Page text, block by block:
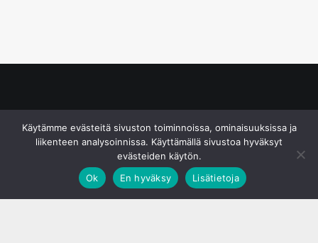
Käytämme evästeitä sivuston toiminnoissa, ominaisuuksissa ja
liikenteen analysoinnissa. Käyttämällä sivustoa hyväksyt
evästeiden käytön.
Ok
En hyväksy Lisätietoja